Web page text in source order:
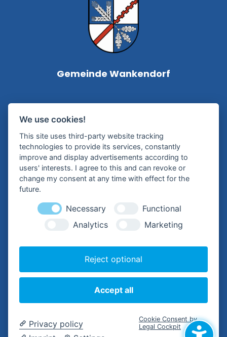
Gemeinde Wankendorf
Bürgermeisterin Silke Roßmann
Kampstraße 1
24601 Wankendorf
Tel.:+49 (0) 4326 – 99 79-0
Mail:
buergermeisterin@wankendorf.de
Impressum
Datenschutzerklärung
We use cookies!
This site uses third-party website tracking
technologies to provide its services, constantly
improve and display advertisements according to
users' interests. I agree to this and can revoke or
change my consent at any time with effect for the
future.
Necessary
Functional
Analytics
Marketing
Reject optional
Accept all
Privacy policy
Cookie Consent by
Legal Cockpit